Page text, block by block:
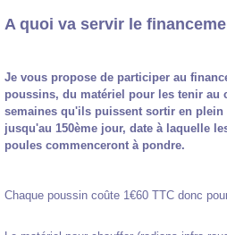
A quoi va servir le
Je vous propose de participer au
poussins, du matériel pour les tenir au
semaines qu'ils puissent sortir en
jusqu'au 150ème jour, date à laquelle
poules commenceront à pondre.
Chaque poussin coûte 1€60 TTC donc